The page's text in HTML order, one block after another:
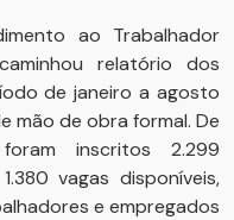
ao Trabalhador
relatório dos
de janeiro a agosto
mão de obra formal. De
inscritos 2.299
vagas disponíveis,
e empregados